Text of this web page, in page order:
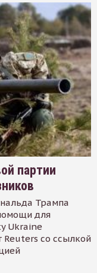
партии
Трампа
для
Ukraine
со ссылкой